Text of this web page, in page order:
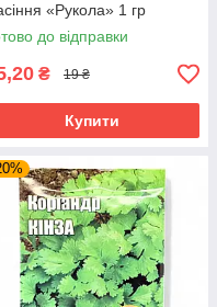
«Рукола» 1 гр
до відправки
₴ 19 ₴
Купити